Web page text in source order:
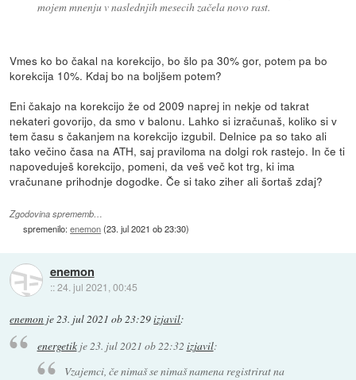
mojem mnenju v naslednjih mesecih začela novo rast.
Vmes ko bo čakal na korekcijo, bo šlo pa 30% gor, potem pa bo
korekcija 10%. Kdaj bo na boljšem potem?
Eni čakajo na korekcijo že od 2009 naprej in nekje od takrat
nekateri govorijo, da smo v balonu. Lahko si izračunaš, koliko si v
tem času s čakanjem na korekcijo izgubil. Delnice pa so tako ali
tako večino časa na ATH, saj praviloma na dolgi rok rastejo. In če ti
napoveduješ korekcijo, pomeni, da veš več kot trg, ki ima
vračunane prihodnje dogodke. Če si tako ziher ali šortaš zdaj?
Zgodovina sprememb…
spremenilo:enemon(23. jul 2021 ob 23:30)
enemon
::24. jul 2021, 00:45
enemon je23. jul 2021 ob 23:29izjavil:
energetikje 23. jul 2021 ob 22:32 izjavil:
Vzajemci, če nimaš se nimaš namena registrirat na